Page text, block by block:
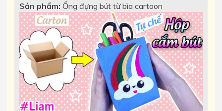
Sản phẩm: Ống đựng bút từ bìa cartoon